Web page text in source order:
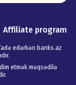
Affiliate program
edərkən banks.az
.
etmək məqsədilə